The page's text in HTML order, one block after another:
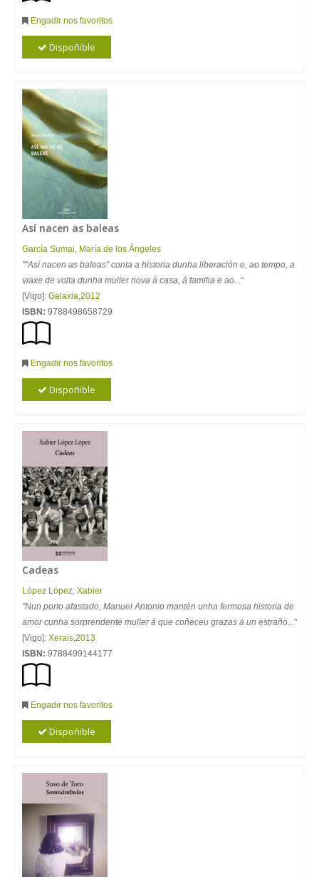
Engadir nos favoritos
Dispoñible
Así nacen as baleas
García Sumai, María de los Ángeles
""Así nacen as baleas" conta a historia dunha liberación e, ao tempo, a
viaxe de volta dunha muller nova á casa, á familia e ao..."
[Vigo]: Galaxia,2012
ISBN: 9788498658729
Engadir nos favoritos
Dispoñible
Cadeas
López López, Xabier
"Nun porto afastado, Manuel Antonio mantén unha fermosa historia de
amor cunha sorprendente muller á que coñeceu grazas a un estraño..."
[Vigo]: Xerais,2013
ISBN: 9788499144177
Engadir nos favoritos
Dispoñible